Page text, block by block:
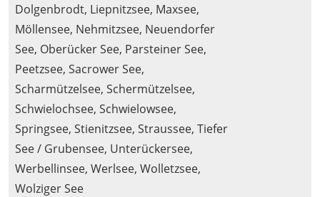
Dolgenbrodt, Liepnitzsee, Maxsee,
Möllensee, Nehmitzsee, Neuendorfer
See, Oberücker See, Parsteiner See,
Peetzsee, Sacrower See,
Scharmützelsee, Schermützelsee,
Schwielochsee, Schwielowsee,
Springsee, Stienitzsee, Straussee, Tiefer
See / Grubensee, Unterückersee,
Werbellinsee, Werlsee, Wolletzsee,
Wolziger See